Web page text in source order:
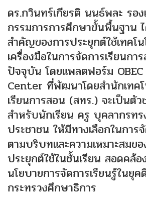
ดร.กวินทร์เกียรติ นนธ์พละ รอ
กรรมการการศึกษาขั้นพื้นฐาน
สำคัญของการประยุกต์ใช้เทคโน
เครื่องมือในการจัดการเรียนกา
ปัจจุบัน โดยแพลตฟอร์ม
Center ที่พัฒนาโดยสำนักเทคโ
เรียนการสอน (สทร.) จะเป็นตั
สำหรับนักเรียน ครู บุคลากรท
ประชาชน ให้มีทางเลือกในการ
ตามบริบทและความเหมาะสมข
ประยุกต์ใช้ในชั้นเรียน สอดคล้
นโยบายการจัดการเรียนรู้ในยุ
กระทรวงศึกษาธิการ